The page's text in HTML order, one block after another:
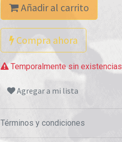
Añadir al carrito
Compra ahora
Temporalmente sin existencias
Agregar a mi lista
Términos y condiciones